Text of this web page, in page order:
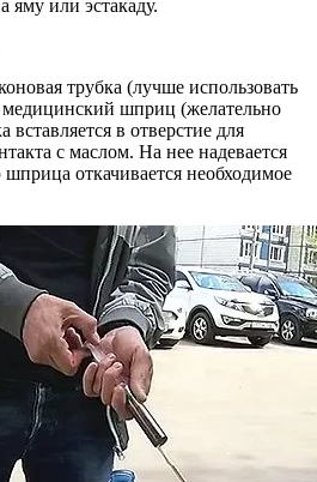
яму или эстакаду.
трубка (лучше использовать
шприц (желательно
вставляется в отверстие для
с маслом. На нее надевается
откачивается необходимое